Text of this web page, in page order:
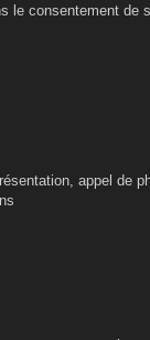
le consentement de
appel de